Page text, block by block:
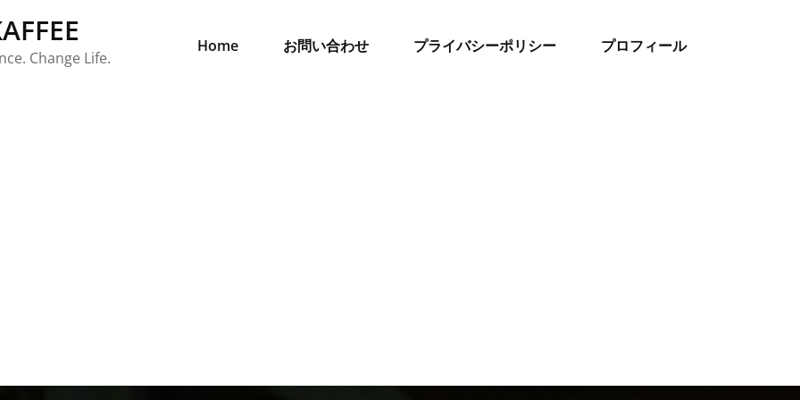
Change Life.
Home お問い合わせ プライバシーポリシー プロフィール